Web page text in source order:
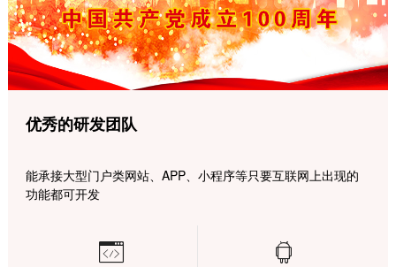
优秀的研发团队
能承接大型门户类网站、APP、小程序等只要互联网上出现的
功能都可开发
 